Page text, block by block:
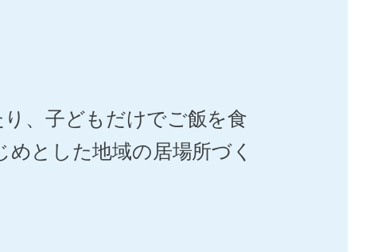
、子どもだけでご飯を食
とした地域の居場所づく